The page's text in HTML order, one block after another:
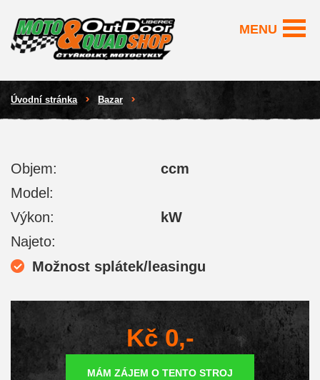
MENU
Úvodní stránka Bazar
Objem:
ccm
Model:
Výkon:
kW
Najeto:
Možnost splátek/leasingu
Kč 0,-
MÁM ZÁJEM O TENTO STROJ